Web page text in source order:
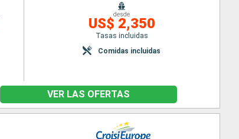
desde
US$ 2,350
Tasas incluidas
Comidas incluidas
VER LAS OFERTAS